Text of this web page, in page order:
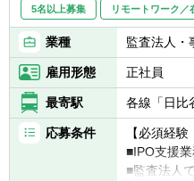
5名以上募集 リモートワーク／
業種 監査法人・
雇用形態 正社員
最寄駅 各線「日比
応募条件
【必須経験
■IPO支援
■監査法人